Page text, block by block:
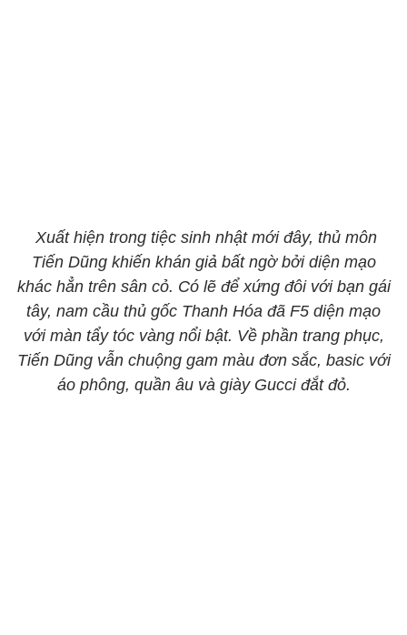
Xuất hiện trong tiệc sinh nhật mới đây, thủ môn
Tiến Dũng khiến khán giả bất ngờ bởi diện mạo
khác hẳn trên sân cỏ. Có lẽ để xứng đôi với bạn gái
tây, nam cầu thủ gốc Thanh Hóa đã F5 diện mạo
với màn tẩy tóc vàng nổi bật. Về phần trang phục,
Tiến Dũng vẫn chuộng gam màu đơn sắc, basic với
áo phông, quần âu và giày Gucci đắt đỏ.